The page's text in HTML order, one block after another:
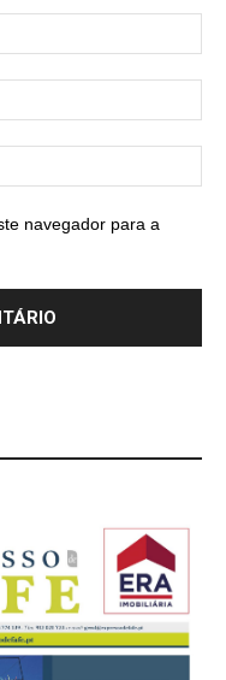
navegador para a